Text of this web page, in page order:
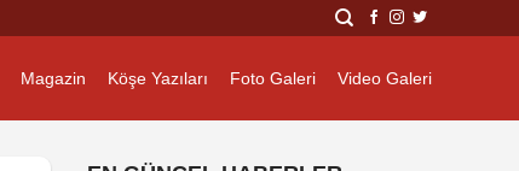
Magazin Köşe Yazıları Foto Galeri Video Galeri